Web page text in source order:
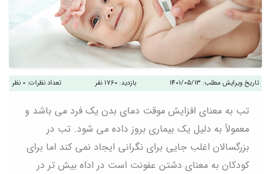
تاریخ ویرایش مطلب: 1401/05/13 بازدید: 1760 نفر تعداد نظرات: 0 نظر
تب به معنای افزایش موقت دمای بدن یک فرد می باشد و
معمولاً به دلیل یک بیماری بروز داده می شود. تب در
بزرگسالان اغلب جایی برای نگرانی ایجاد نمی کند اما برای
کودکان به معنای دشتن عفونت است در اداه بیش تر در